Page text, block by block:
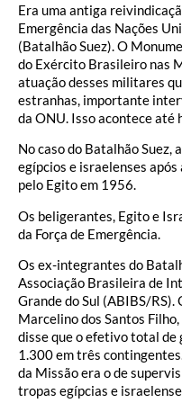
Era uma antiga
Emergência das Nações
(Batalhão Suez). O
do Exército Brasileiro nas
atuação desses militares
estranhas, importante
da ONU. Isso acontece até
No caso do Batalhão
egípcios e israelenses após
pelo Egito em 1956.
Os beligerantes, Egito e
da Força de Emergência.
Os ex-integrantes do
Associação Brasileira de
Grande do Sul (ABIBS/
Marcelino dos Santos
disse que o efetivo total de
1.300 em três
da Missão era o de
tropas egípcias e